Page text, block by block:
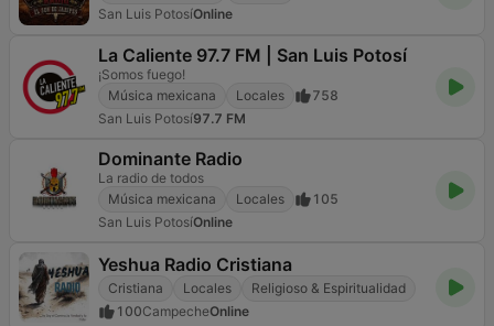
San Luis PotosíOnline
La Caliente 97.7 FM | San Luis Potosí
¡Somos fuego!
Música mexicana
Locales
758
San Luis Potosí97.7 FM
Dominante Radio
La radio de todos
Música mexicana
Locales
105
San Luis PotosíOnline
Yeshua Radio Cristiana
Cristiana Locales
Religioso & Espiritualidad
100CampecheOnline